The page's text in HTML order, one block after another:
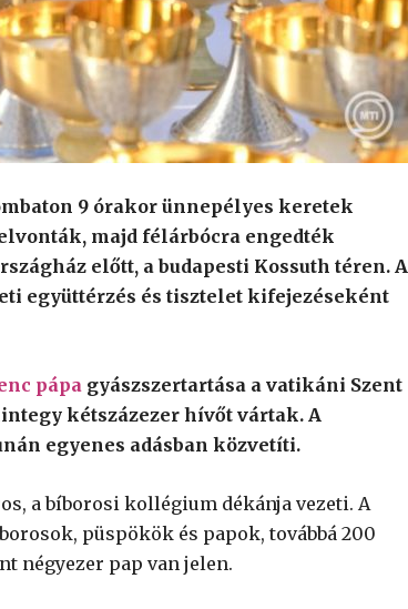
9 órakor ünnepélyes keretek
majd félárbócra engedték
előtt, a budapesti Kossuth téren. A
együttérzés és tisztelet kifejezéseként
pápa gyászszertartása a vatikáni Szent
kétszázezer hívőt vártak. A
egyenes adásban közvetíti.
a bíborosi kollégium dékánja vezeti. A
püspökök és papok, továbbá 200
négyezer pap van jelen.